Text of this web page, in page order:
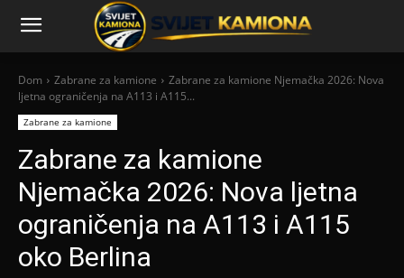
Dom Zabrane za kamione
Zabrane za kamione Njemačka 2026: Nova
ljetna ograničenja na A113 i A115...
Zabrane za kamione
Zabrane za kamione
Njemačka 2026: Nova ljetna
ograničenja na A113 i A115
oko Berlina